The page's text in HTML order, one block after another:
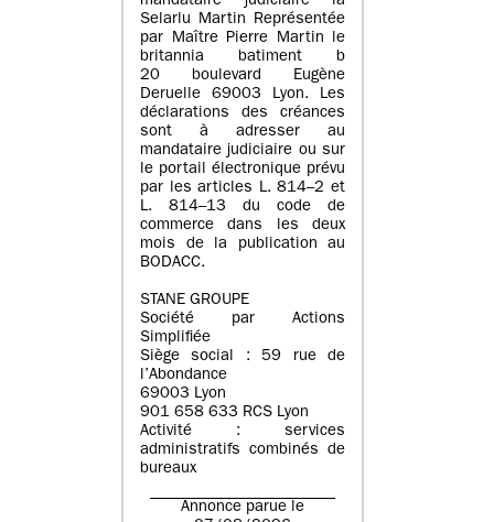
Selarlu Martin Représentée
par Maître Pierre Martin le
britannia batiment b
20 boulevard Eugène
Deruelle 69003 Lyon. Les
déclarations des créances
sont à adresser au
mandataire judiciaire ou sur
le portail électronique prévu
par les articles L. 814–2 et
L. 814–13 du code de
commerce dans les deux
mois de la publication au
BODACC.
STANE GROUPE
Société par Actions
Simplifiée
Siège social : 59 rue de
l’Abondance
69003 Lyon
901 658 633 RCS Lyon
Activité : services
administratifs combinés de
bureaux
Annonce parue le